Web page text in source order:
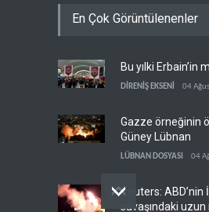
Şeria'da işgalci
İsrail, beyin
koşuyor
En Çok Görüntülenenler
Bu yılki Erbain’in
DİRENİŞ EKSENİ 04
Gazze örneğinin
Güney Lübnan
LÜBNAN DOSYASI 04
Reuters: ABD’nin
savaşındaki